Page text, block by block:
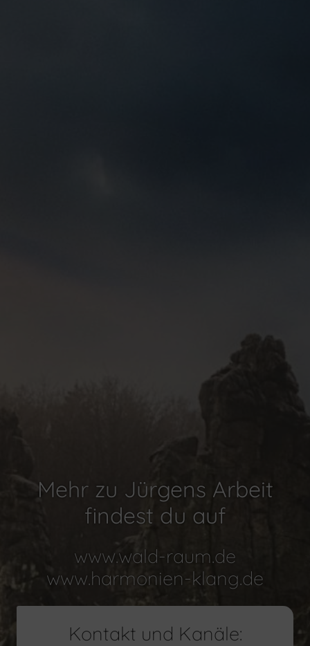
Mehr zu Jürgens Arbeit
findest du auf
www.wald-raum.de
www.harmonien-klang.de
Kontakt und Kanäle: